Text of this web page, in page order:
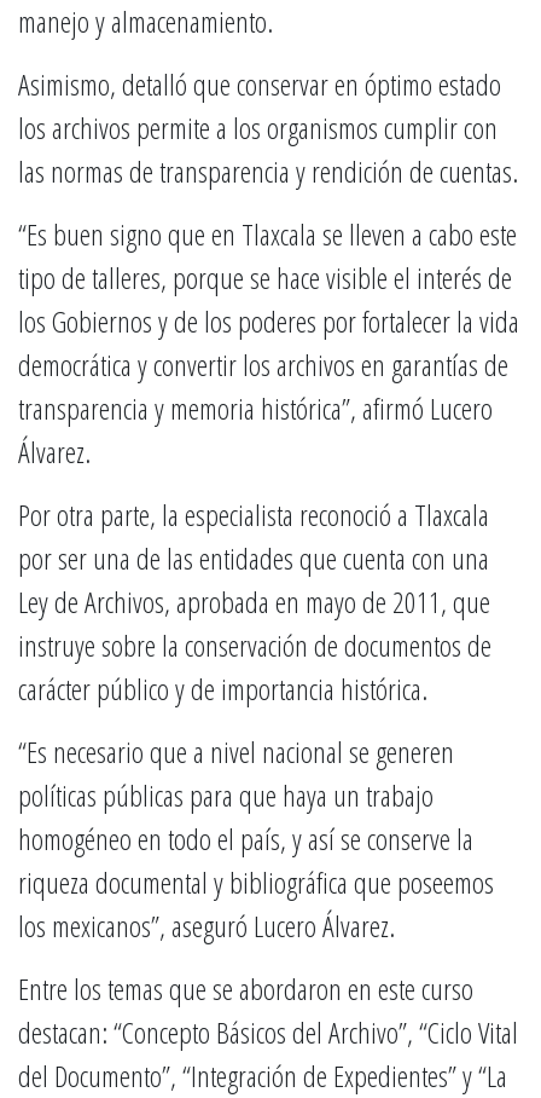
manejo y almacenamiento.
Asimismo, detalló que conservar en óptimo estado
los archivos permite a los organismos cumplir con
las normas de transparencia y rendición de cuentas.
“Es buen signo que en Tlaxcala se lleven a cabo este
tipo de talleres, porque se hace visible el interés de
los Gobiernos y de los poderes por fortalecer la vida
democrática y convertir los archivos en garantías de
transparencia y memoria histórica”, afirmó Lucero
Álvarez.
Por otra parte, la especialista reconoció a Tlaxcala
por ser una de las entidades que cuenta con una
Ley de Archivos, aprobada en mayo de 2011, que
instruye sobre la conservación de documentos de
carácter público y de importancia histórica.
“Es necesario que a nivel nacional se generen
políticas públicas para que haya un trabajo
homogéneo en todo el país, y así se conserve la
riqueza documental y bibliográfica que poseemos
los mexicanos”, aseguró Lucero Álvarez.
Entre los temas que se abordaron en este curso
destacan: “Concepto Básicos del Archivo”, “Ciclo Vital
del Documento”, “Integración de Expedientes” y “La